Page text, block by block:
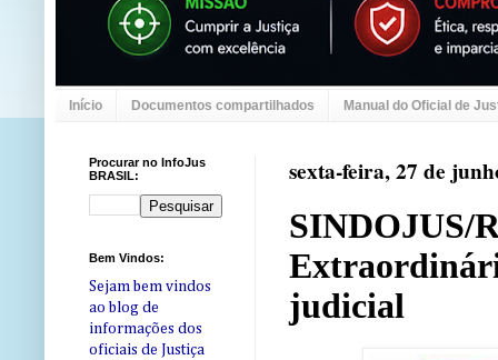
Início Documentos compartilhados Manual do Oficial de
sexta-feira, 27 de
SINDOJUS/
judicial
Procurar no InfoJus
BRASIL:
Bem Vindos:
Sejam bem vindos
ao blog de
informações dos
oficiais de Justiça